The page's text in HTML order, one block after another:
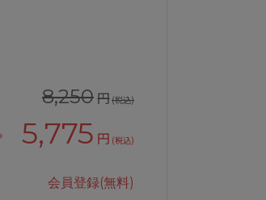
ワコールサルート87Gブラジャー単品
8,250円(税込)
5,775 円 (税込)
会員登録(無料)